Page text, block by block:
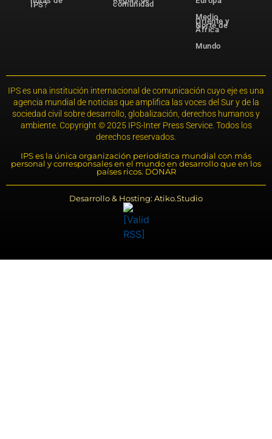
IPS? comunidad
Medio
Oriente y
Norte de
África
Mundo
IPS es una institución internacional de comunicación cuyo eje es una
agencia mundial de noticias que amplifica las voces del Sur y de la
sociedad civil sobre desarrollo, globalización, derechos humanos y
ambiente. Copyright © 2025 IPS-Inter Press Service. Todos los
derechos reservados.
IPS es la única organización periodística mundial con más
personal y corresponsales en el mundo en desarrollo que en los
países ricos. DONAR
Desarrollo & Hosting: Atiko.Studio